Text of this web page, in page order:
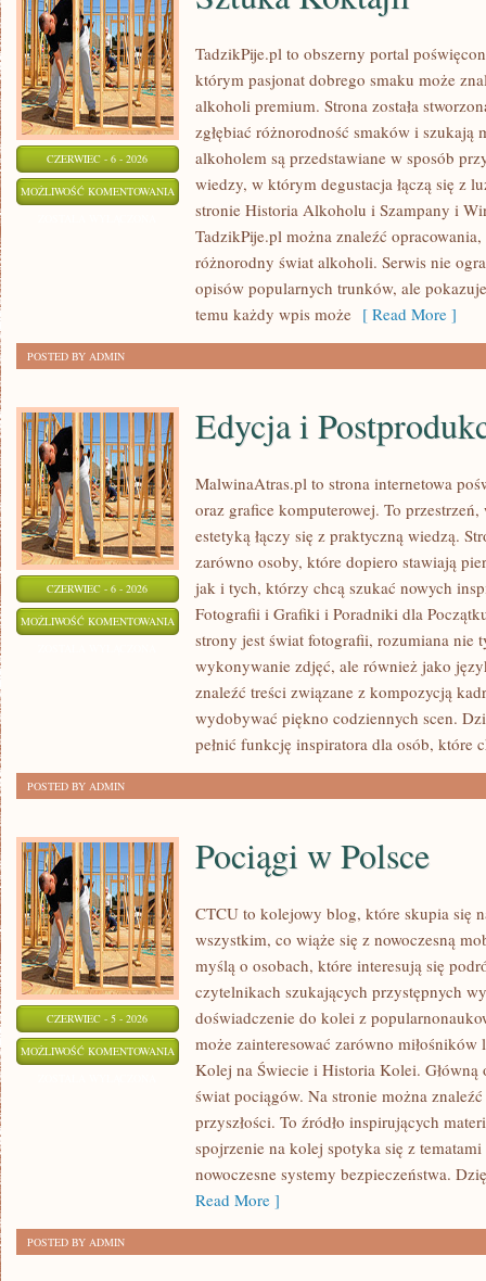
CZERWIEC - 6 - 2026
MOŻLIWOŚĆ KOMENTOWANIA SZTUKA
KOKTAJLI
TadzikPije.pl to obszerny portal
którym pasjonat dobrego smaku może
alkoholi premium. Strona została
zgłębiać różnorodność smaków i szukają
alkoholem są przedstawiane w sposób
wiedzy, w którym degustacja łączą się z
stronie Historia Alkoholu i Szampany i
TadzikPije.pl można znaleźć
różnorodny świat alkoholi. Serwis nie
opisów popularnych trunków, ale
temu każdy wpis może [ Read More ]
POSTED BY ADMIN
CZERWIEC - 6 - 2026
MOŻLIWOŚĆ KOMENTOWANIA EDYCJA
POSTPRODUKCJA
Edycja i
MalwinaAtras.pl to strona internetowa
oraz grafice komputerowej. To
estetyką łączy się z praktyczną wiedzą.
zarówno osoby, które dopiero stawiają
jak i tych, którzy chcą szukać nowych
Fotografii i Grafiki i Poradniki dla
strony jest świat fotografii, rozumiana nie
wykonywanie zdjęć, ale również jako
znaleźć treści związane z kompozycją
wydobywać piękno codziennych scen.
pełnić funkcję inspiratora dla osób, które
POSTED BY ADMIN
CZERWIEC - 5 - 2026
MOŻLIWOŚĆ KOMENTOWANIA POCIĄGI
POLSCE
Pociągi w Polsce
CTCU to kolejowy blog, które skupia się
wszystkim, co wiąże się z nowoczesną
myślą o osobach, które interesują się
czytelnikach szukających przystępnych
doświadczenie do kolei z
może zainteresować zarówno
Kolej na Świecie i Historia Kolei. Główną
świat pociągów. Na stronie można
przyszłości. To źródło inspirujących
spojrzenie na kolej spotyka się z
nowoczesne systemy bezpieczeństwa.
Read More ]
POSTED BY ADMIN